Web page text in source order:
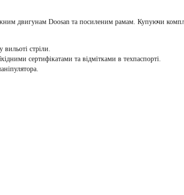
двигунам Doosan та посиленим рамам. Купуючи
стріли.
сертифікатами та відмітками в техпаспорті.